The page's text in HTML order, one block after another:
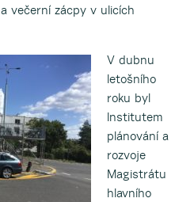
večerní zácpy v ulicích
V dubnu
letošního
roku byl
Institutem
plánování a
rozvoje
Magistrátu
hlavního